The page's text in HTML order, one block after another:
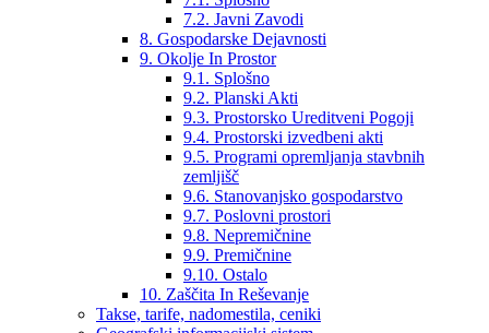
7.2. Javni Zavodi
8. Gospodarske Dejavnosti
9. Okolje In Prostor
9.1. Splošno
9.2. Planski Akti
9.3. Prostorsko Ureditveni Pogoji
9.4. Prostorski izvedbeni akti
9.5. Programi opremljanja stavbnih
zemljišč
9.6. Stanovanjsko gospodarstvo
9.7. Poslovni prostori
9.8. Nepremičnine
9.9. Premičnine
9.10. Ostalo
10. Zaščita In Reševanje
Takse, tarife, nadomestila, ceniki